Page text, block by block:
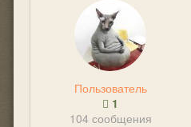
Пользователь
1
104 сообщения